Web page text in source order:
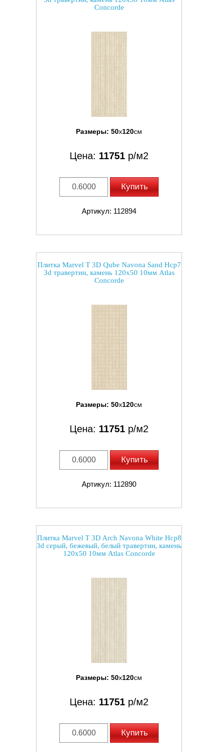
Concorde
Размеры: 50x120см
Цена: 11751 р/м2
Купить
Артикул: 112894
Плитка Marvel T 3D Qube Navona Sand Hcp7
3d травертин, камень 120x50 10мм Atlas
Concorde
Размеры: 50x120см
Цена: 11751 р/м2
Купить
Артикул: 112890
Плитка Marvel T 3D Arch Navona White Hcp8
3d серый, бежевый, белый травертин, камень
120x50 10мм Atlas Concorde
Размеры: 50x120см
Цена: 11751 р/м2
Купить